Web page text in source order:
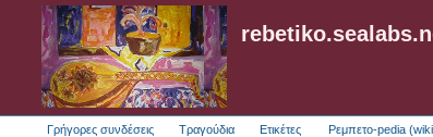
Γρήγορες συνδέσεις Τραγούδια Ετικέτες Ρεμπετο-pedia